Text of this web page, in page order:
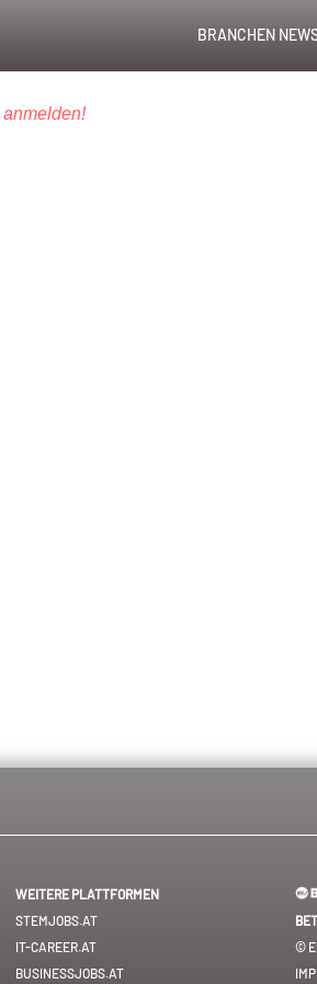
BRANCHEN
anmelden!
WEITERE PLATTFORMEN
STEMJOBS.AT
IT-CAREER.AT
BUSINESSJOBS.AT
©